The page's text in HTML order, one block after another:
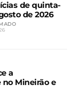
de quinta-
de 2026
a
no Mineirão e